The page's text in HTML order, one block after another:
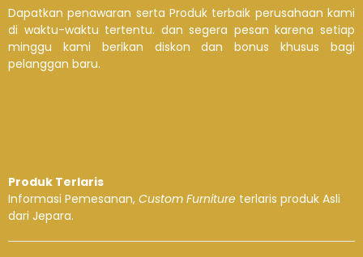
Dapatkan penawaran serta Produk terbaik perusahaan kami
di waktu-waktu tertentu. dan segera pesan karena setiap
minggu kami berikan diskon dan bonus khusus bagi
pelanggan baru.
Produk Terlaris
Informasi Pemesanan, Custom Furniture terlaris produk Asli
dari Jepara.